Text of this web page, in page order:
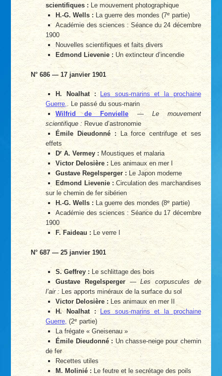
scientifiques : Le mouvement photographique
H.-G. Wells :La guerre des mondes (7epartie)
Académie des sciences : Séance du 24 décembre
1900
Nouvelles scientifiques et faits divers
Edmond Lievenie : Un extincteur d’incendie
N° 686 — 17 janvier 1901
H. Noalhat : Les sous-marins et la prochaine
Guerre,. Le passé du sous-marin
Wilfrid de Fonvielle—Le mouvement
scientifique : Revue d’astronomie
Émile Dieudonné :La force centrifuge et ses
effets
Dr A. Vermey : Moustiques et malaria
Victor Delosière : Les animaux en mer I
Gustave Regelsperger :Le Japon moderne
Edmond Lievenie :Circulation des marchandises
sur le chemin de fer sibérien
H.-G. Wells : La guerre des mondes (8e partie)
Académie des sciences : Séance du 17 décembre
1900
F. Faideau :Le verre I
N° 687 — 25 janvier 1901
S. Geffrey :Le schlittage des bois
Gustave Regelsperger —Les corpuscules de
l’air :Les apports minéraux de la surface du sol
Victor Delosière :Les animaux en mer II
H. Noalhat :
Les sous-marins et la prochaine
Guerre, (2e partie)
La frégate « Gneisenau »
Émile Dieudonné : Un chasse-neige pour chemin
de fer
Recettes utiles
M. Molinié :Le feutre et le secrétage des poils